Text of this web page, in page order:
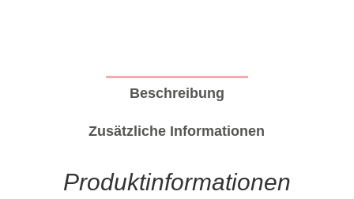
Beschreibung
Zusätzliche Informationen
Produktinformationen